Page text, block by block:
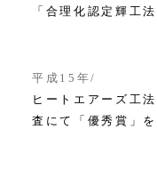
「合理化認定輝工
平成15年
ヒートエアーズ工
査にて「優秀賞」